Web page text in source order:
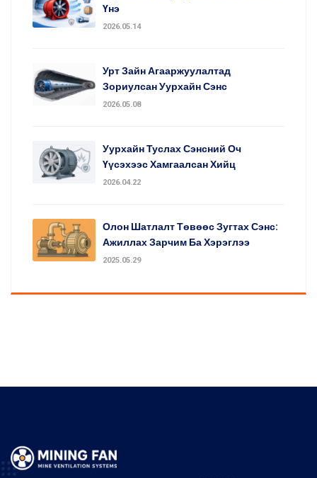
Үнэ
2026.05.14
Урт Зайн Агааржуулалтад
Зориулсан Уурхайн Сэнс
2026.05.08
Уурхайн Туслах Сэнсний Оч
Үүсэхээс Хамгаалсан Хийц
2026.04.22
Олон Шатлалт Төвөөс Зугтах Сэнс:
Ажиллах Зарчим Ба Хэрэглээ
2025.05.29